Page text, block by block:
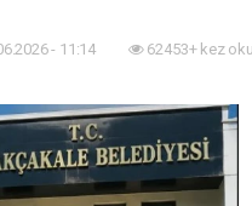
- 11:14 62453+ kez